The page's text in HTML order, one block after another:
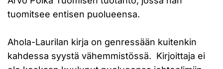
tuomitsee entisen puolueensa.
Ahola-Laurilan kirja on genressään kuitenkin
kahdessa syystä vähemmistössä. Kirjoittaja ei